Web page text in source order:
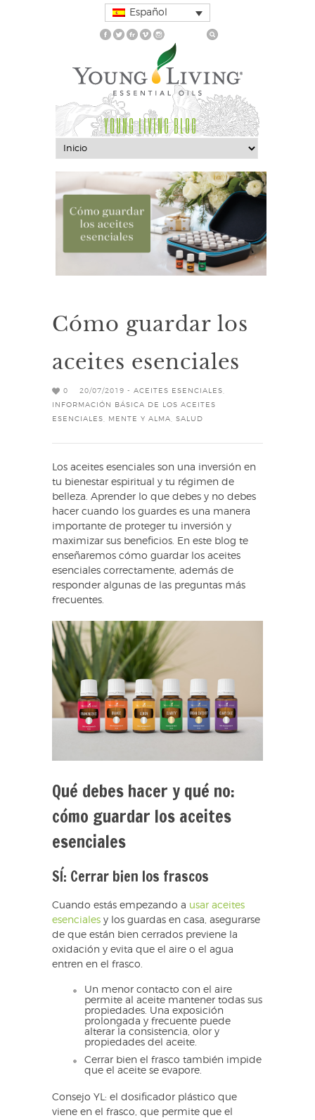
Español
YOUNG LIVING BLOG
Cómo guardar los
aceites esenciales
0 20/07/2019 - ACEITES ESENCIALES
INFORMACIÓN BÁSICA DE LOS ACEITES
ESENCIALES
MENTE Y ALMA SALUD
Los aceites esenciales son una inversión en
tu bienestar espiritual y tu régimen de
belleza. Aprender lo que debes y no debes
hacer cuando los guardes es una manera
importante de proteger tu inversión y
maximizar sus beneficios. En este blog te
enseñaremos cómo guardar los aceites
esenciales correctamente, además de
responder algunas de las preguntas más
frecuentes.
Qué debes hacer y qué no:
cómo guardar los aceites
esenciales
SÍ: Cerrar bien los frascos
Cuando estás empezando a usar aceites
esenciales y los guardas en casa, asegurarse
de que están bien cerrados previene la
oxidación y evita que el aire o el agua
entren en el frasco.
Un menor contacto con el aire
permite al aceite mantener todas sus
propiedades. Una exposición
prolongada y frecuente puede
alterar la consistencia, olor y
propiedades del aceite.
Cerrar bien el frasco también impide
que el aceite se evapore.
Consejo YL: el dosificador plástico que
viene en el frasco, que permite que el